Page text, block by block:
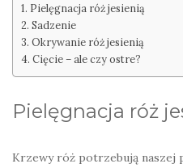
Pielęgnacja róż jesienią
Sadzenie
Okrywanie róż jesienią
Cięcie – ale czy ostre?
Pielęgnacja róż
Krzewy róż potrzebują naszej